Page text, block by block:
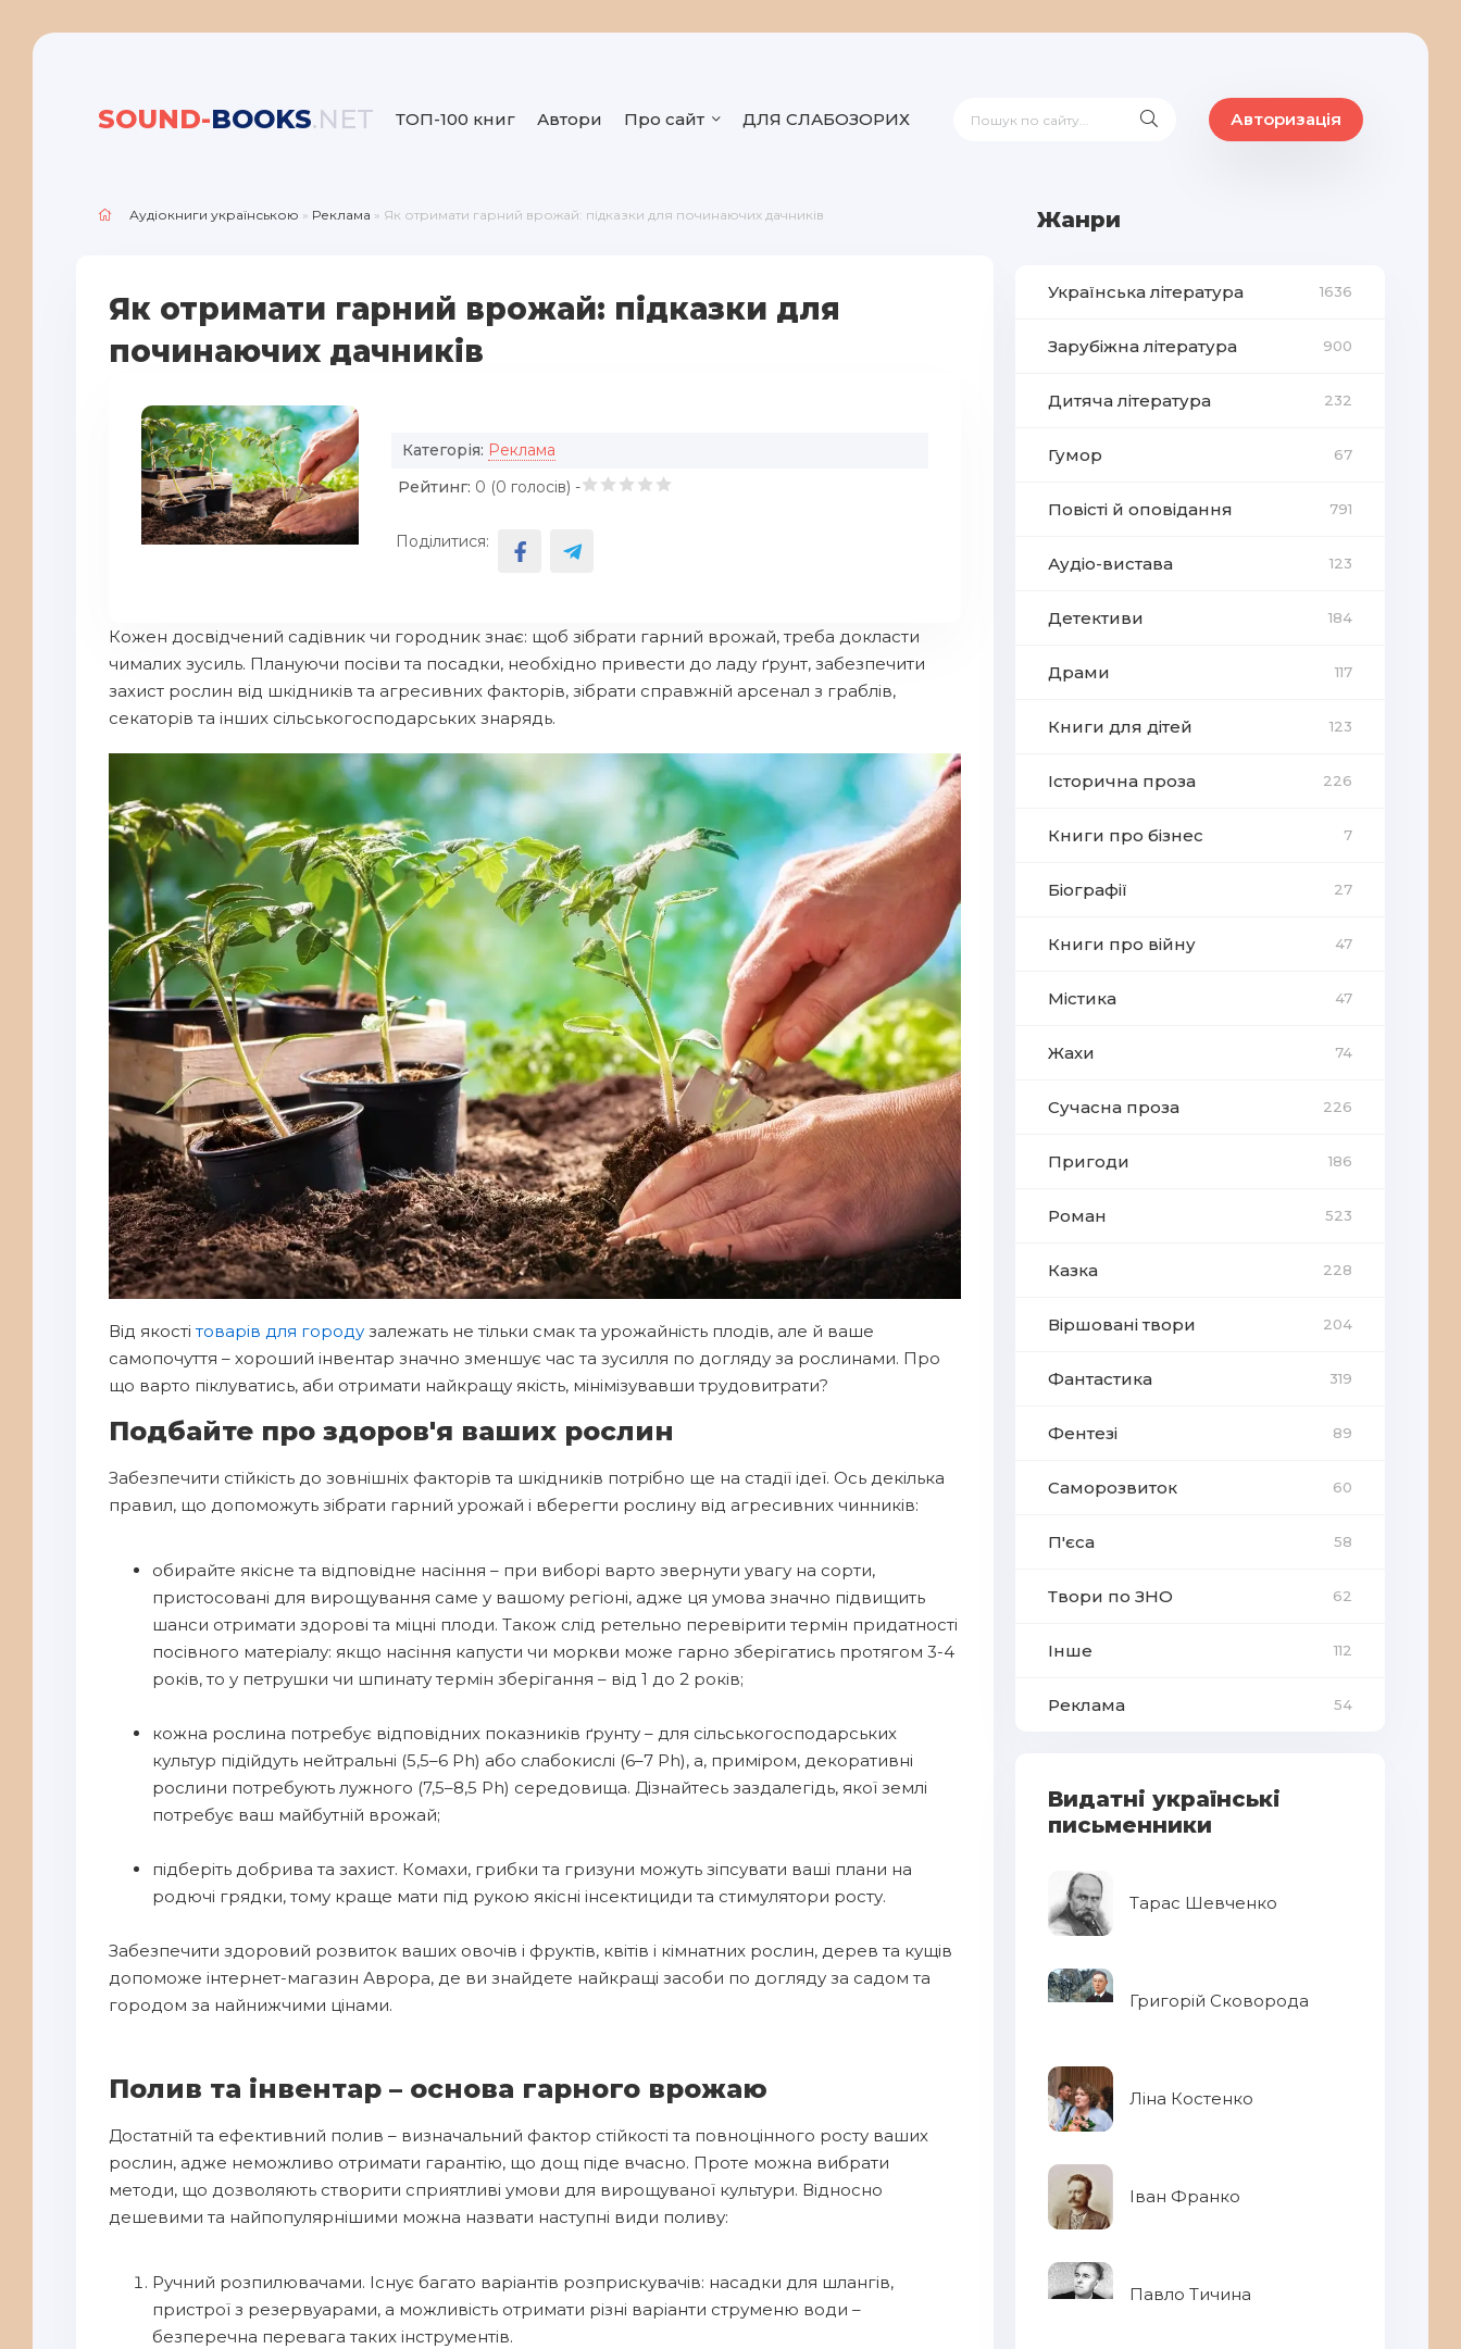
SOUND-BOOKS.NET ТОП-100 книг Автори Про сайт ДЛЯ СЛАБОЗОРИХ Авторизація
Аудіокниги українською » Реклама » Як отримати гарний врожай: підказки для починаючих дачників
Як отримати гарний врожай: підказки для
починаючих дачників
Категорія: Реклама
Рейтинг: 0 (0 голосів) -
Поділитися:
Кожен досвідчений садівник чи городник знає: щоб зібрати гарний врожай, треба докласти
чималих зусиль. Плануючи посіви та посадки, необхідно привести до ладу ґрунт, забезпечити
захист рослин від шкідників та агресивних факторів, зібрати справжній арсенал з граблів,
секаторів та інших сільськогосподарських знарядь.
Від якостітоварів для городу залежать не тільки смак та урожайність плодів, але й ваше
самопочуття – хороший інвентар значно зменшує час та зусилля по догляду за рослинами. Про
що варто піклуватись, аби отримати найкращу якість, мінімізувавши трудовитрати?
Подбайте про здоров'я ваших рослин
Забезпечити стійкість до зовнішніх факторів та шкідників потрібно ще на стадії ідеї. Ось декілька
правил, що допоможуть зібрати гарний урожай і вберегти рослину від агресивних чинників:
обирайте якісне та відповідне насіння – при виборі варто звернути увагу на сорти,
пристосовані для вирощування саме у вашому регіоні, адже ця умова значно підвищить
шанси отримати здорові та міцні плоди. Також слід ретельно перевірити термін придатності
посівного матеріалу: якщо насіння капусти чи моркви може гарно зберігатись протягом 3-4
років, то у петрушки чи шпинату термін зберігання – від 1 до 2 років;
кожна рослина потребує відповідних показників ґрунту – для сільськогосподарських
культур підійдуть нейтральні (5,5–6 Ph) або слабокислі (6–7 Ph), а, приміром, декоративні
рослини потребують лужного (7,5–8,5 Ph) середовища. Дізнайтесь заздалегідь, якої землі
потребує ваш майбутній врожай;
підберіть добрива та захист. Комахи, грибки та гризуни можуть зіпсувати ваші плани на
родючі грядки, тому краще мати під рукою якісні інсектициди та стимулятори росту.
Забезпечити здоровий розвиток ваших овочів і фруктів, квітів і кімнатних рослин, дерев та кущів
допоможе інтернет-магазин Аврора, де ви знайдете найкращі засоби по догляду за садом та
городом за найнижчими цінами.
Полив та інвентар – основа гарного врожаю
Достатній та ефективний полив – визначальний фактор стійкості та повноцінного росту ваших
рослин, адже неможливо отримати гарантію, що дощ піде вчасно. Проте можна вибрати
методи, що дозволяють створити сприятливі умови для вирощуваної культури. Відносно
дешевими та найпопулярнішими можна назвати наступні види поливу:
Ручний розпилювачами. Існує багато варіантів розприскувачів: насадки для шлангів,
пристрої з резервуарами, а можливість отримати різні варіанти струменю води –
безперечна перевага таких інструментів.
Жанри
Українська література 1636
Зарубіжна література 900
Дитяча література 232
Гумор 67
Повісті й оповідання 791
Аудіо-вистава 123
Детективи 184
Драми 117
Книги для дітей 123
Історична проза 226
Книги про бізнес 7
Біографії 27
Книги про війну 47
Містика 47
Жахи 74
Сучасна проза 226
Пригоди 186
Роман 523
Казка 228
Віршовані твори 204
Фантастика 319
Фентезі 89
Саморозвиток 60
П'єса 58
Твори по ЗНО 62
Інше 112
Реклама 54
Видатні українські
письменники
Тарас Шевченко
Григорій Сковорода
Ліна Костенко
Іван Франко
Павло Тичина